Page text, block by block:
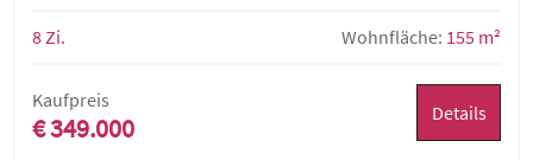
8 Zi. Wohnfläche: 155 m²
Kaufpreis
€ 349.000 Details